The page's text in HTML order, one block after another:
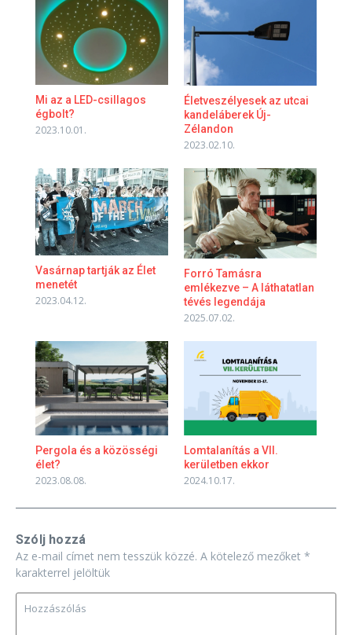
Mi az a LED-csillagos
égbolt?
2023.10.01.
Életveszélyesek az utcai
kandeláberek Új-
Zélandon
2023.02.10.
Vasárnap tartják az Élet
menetét
2023.04.12.
Forró Tamásra
emlékezve – A láthatatlan
tévés legendája
2025.07.02.
Pergola és a közösségi
élet?
2023.08.08.
Lomtalanítás a VII.
kerületben ekkor
2024.10.17.
Szólj hozzá
Az e-mail címet nem tesszük közzé. A kötelező mezőket *
karakterrel jelöltük